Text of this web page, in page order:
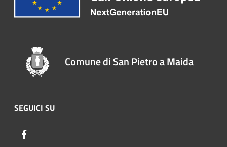
Comune di San Pietro a Maida
SEGUICI SU